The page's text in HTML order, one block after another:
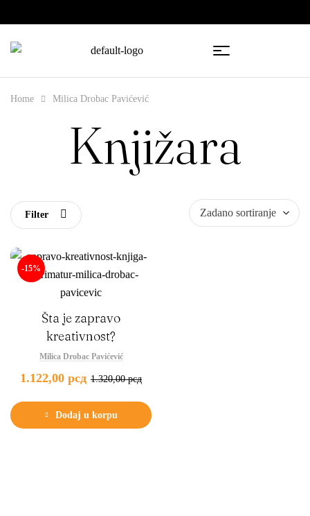
Home Milica Drobac Pavićević
Knjižara
Filter
-15%
Šta je zapravo
kreativnost?
Milica Drobac Pavićević
1.320,00рсд
1.122,00 рсд
Dodaj u korpu